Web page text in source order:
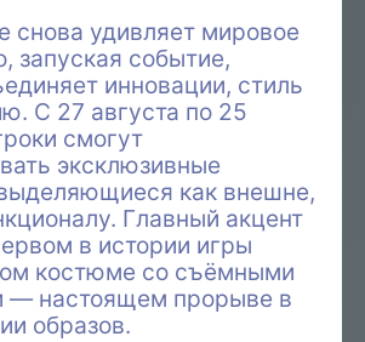
снова удивляет мировое
запуская событие,
инновации, стиль
С 27 августа по 25
смогут
эксклюзивные
как внешне,
Главный акцент
в истории игры
костюме со съёмными
— настоящем прорыве в
образов.